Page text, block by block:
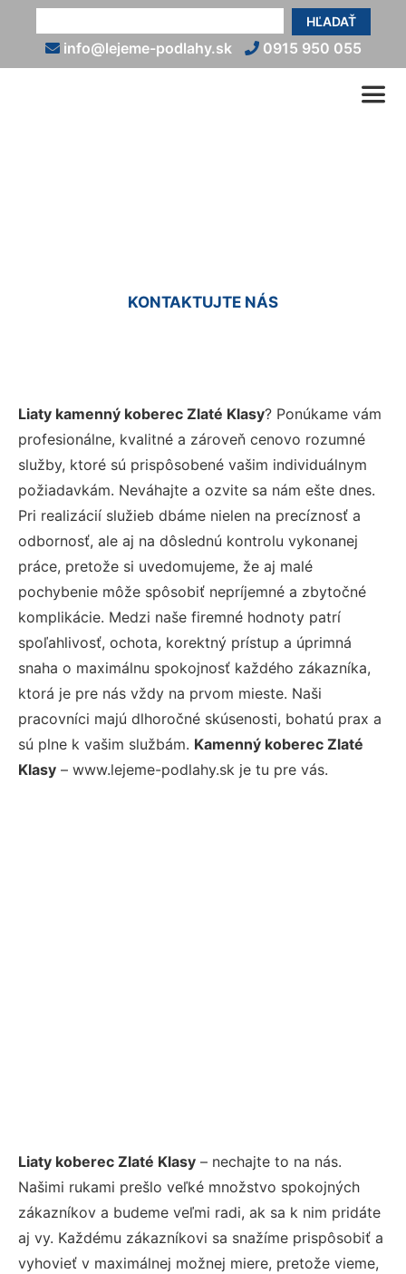
HĽADAŤ
info@lejeme-podlahy.sk 0915 950 055
KONTAKTUJTE NÁS
Liaty kamenný koberec Zlaté Klasy? Ponúkame vám
profesionálne, kvalitné a zároveň cenovo rozumné
služby, ktoré sú prispôsobené vašim individuálnym
požiadavkám. Neváhajte a ozvite sa nám ešte dnes.
Pri realizácií služieb dbáme nielen na precíznosť a
odbornosť, ale aj na dôslednú kontrolu vykonanej
práce, pretože si uvedomujeme, že aj malé
pochybenie môže spôsobiť nepríjemné a zbytočné
komplikácie. Medzi naše firemné hodnoty patrí
spoľahlivosť, ochota, korektný prístup a úprimná
snaha o maximálnu spokojnosť každého zákazníka,
ktorá je pre nás vždy na prvom mieste. Naši
pracovníci majú dlhoročné skúsenosti, bohatú prax a
sú plne k vašim službám. Kamenný koberec Zlaté
Klasy – www.lejeme-podlahy.sk je tu pre vás.
Liaty koberec Zlaté Klasy – nechajte to na nás.
Našimi rukami prešlo veľké množstvo spokojných
zákazníkov a budeme veľmi radi, ak sa k nim pridáte
aj vy. Každému zákazníkovi sa snažíme prispôsobiť a
vyhovieť v maximálnej možnej miere, pretože vieme,